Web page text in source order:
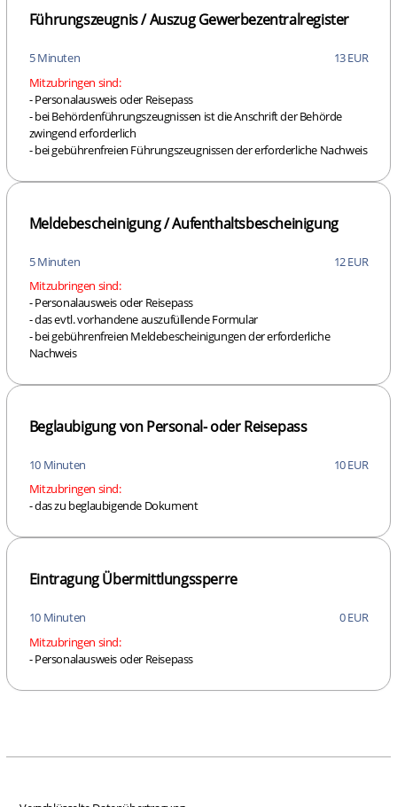
Führungszeugnis / Auszug Gewerbezentralregister
5 Minuten
13 EUR
Mitzubringen sind:
- Personalausweis oder Reisepass
- bei Behördenführungszeugnissen ist die Anschrift der Behörde
zwingend erforderlich
- bei gebührenfreien Führungszeugnissen der erforderliche Nachweis
Meldebescheinigung / Aufenthaltsbescheinigung
5 Minuten
12 EUR
Mitzubringen sind:
- Personalausweis oder Reisepass
- das evtl. vorhandene auszufüllende Formular
- bei gebührenfreien Meldebescheinigungen der erforderliche
Nachweis
Beglaubigung von Personal- oder Reisepass
10 Minuten
10 EUR
Mitzubringen sind:
- das zu beglaubigende Dokument
Eintragung Übermittlungssperre
10 Minuten
0 EUR
Mitzubringen sind:
- Personalausweis oder Reisepass